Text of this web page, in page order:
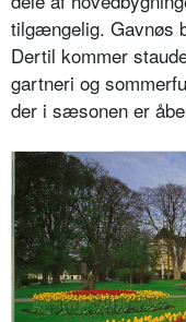
tilgængelig. Gavnøs
Dertil kommer
gartneri og
der i sæsonen er